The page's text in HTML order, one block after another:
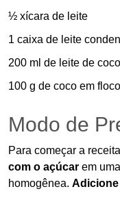
½ xícara de leite
1 caixa de leite
200 ml de leite de coco
100 g de coco em
Modo de
Para começar a
com o açúcar em
homogênea. Adicione